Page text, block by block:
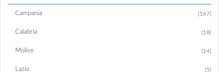
Campania (167)
Calabria (18)
Molise (14)
Lazio (5)